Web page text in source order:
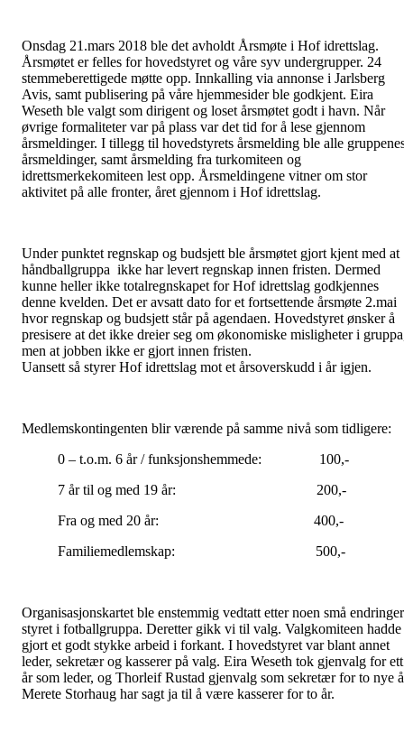
Onsdag 21.mars 2018 ble det avholdt Årsmøte i Hof idrettslag.
Årsmøtet er felles for hovedstyret og våre syv undergrupper. 24
stemmeberettigede møtte opp. Innkalling via annonse i Jarlsberg
Avis, samt publisering på våre hjemmesider ble godkjent. Eira
Weseth ble valgt som dirigent og loset årsmøtet godt i havn. Når
øvrige formaliteter var på plass var det tid for å lese gjennom
årsmeldinger. I tillegg til hovedstyrets årsmelding ble alle
årsmeldinger, samt årsmelding fra turkomiteen og
idrettsmerkekomiteen lest opp. Årsmeldingene vitner om stor
aktivitet på alle fronter, året gjennom i Hof idrettslag.
Under punktet regnskap og budsjett ble årsmøtet gjort kjent med at
håndballgruppa ikke har levert regnskap innen fristen. Dermed
kunne heller ikke totalregnskapet for Hof idrettslag godkjennes
denne kvelden. Det er avsatt dato for et fortsettende årsmøte 2.mai
hvor regnskap og budsjett står på agendaen. Hovedstyret ønsker å
presisere at det ikke dreier seg om økonomiske misligheter i
men at jobben ikke er gjort innen fristen.
Uansett så styrer Hof idrettslag mot et årsoverskudd i år igjen.
Medlemskontingenten blir værende på samme nivå som tidligere:
0 – t.o.m. 6 år / funksjonshemmede: 100,-
7 år til og med 19 år: 200,-
Fra og med 20 år: 400,-
Familiemedlemskap: 500,-
Organisasjonskartet ble enstemmig vedtatt etter noen små
styret i fotballgruppa. Deretter gikk vi til valg. Valgkomiteen hadde
gjort et godt stykke arbeid i forkant. I hovedstyret var blant annet
leder, sekretær og kasserer på valg. Eira Weseth tok gjenvalg for ett
år som leder, og Thorleif Rustad gjenvalg som sekretær for to nye
Merete Storhaug har sagt ja til å være kasserer for to år.